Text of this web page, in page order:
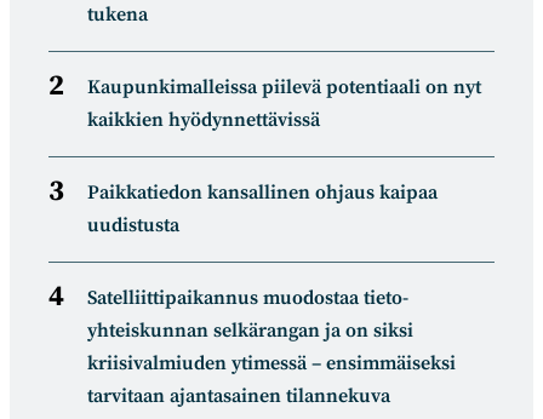
tukena
Kaupunkimalleissa piilevä potentiaali on nyt
kaikkien hyödynnettävissä
Paikkatiedon kansallinen ohjaus kaipaa
uudistusta
Satelliitti­paikannus muodostaa tieto­
yhteiskunnan selkä­rangan ja on siksi
kriisivalmiuden ytimessä – ensimmäiseksi
tarvitaan ajantasainen tilannekuva